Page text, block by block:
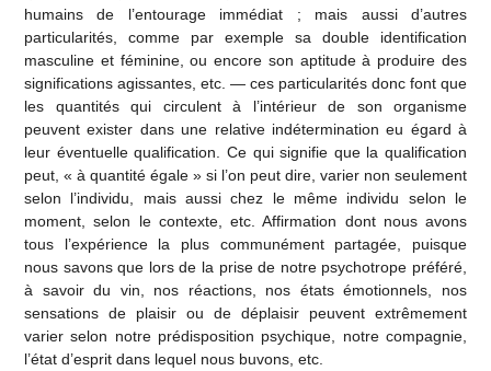
humains de l’entourage immédiat ; mais aussi d’autres
particularités, comme par exemple sa double identification
masculine et féminine, ou encore son aptitude à produire des
significations agissantes, etc. — ces particularités donc font que
les quantités qui circulent à l’intérieur de son organisme
peuvent exister dans une relative indétermination eu égard à
leur éventuelle qualification. Ce qui signifie que la qualification
peut, « à quantité égale » si l’on peut dire, varier non seulement
selon l’individu, mais aussi chez le même individu selon le
moment, selon le contexte, etc. Affirmation dont nous avons
tous l’expérience la plus communément partagée, puisque
nous savons que lors de la prise de notre psychotrope préféré,
à savoir du vin, nos réactions, nos états émotionnels, nos
sensations de plaisir ou de déplaisir peuvent extrêmement
varier selon notre prédisposition psychique, notre compagnie,
l’état d’esprit dans lequel nous buvons, etc.